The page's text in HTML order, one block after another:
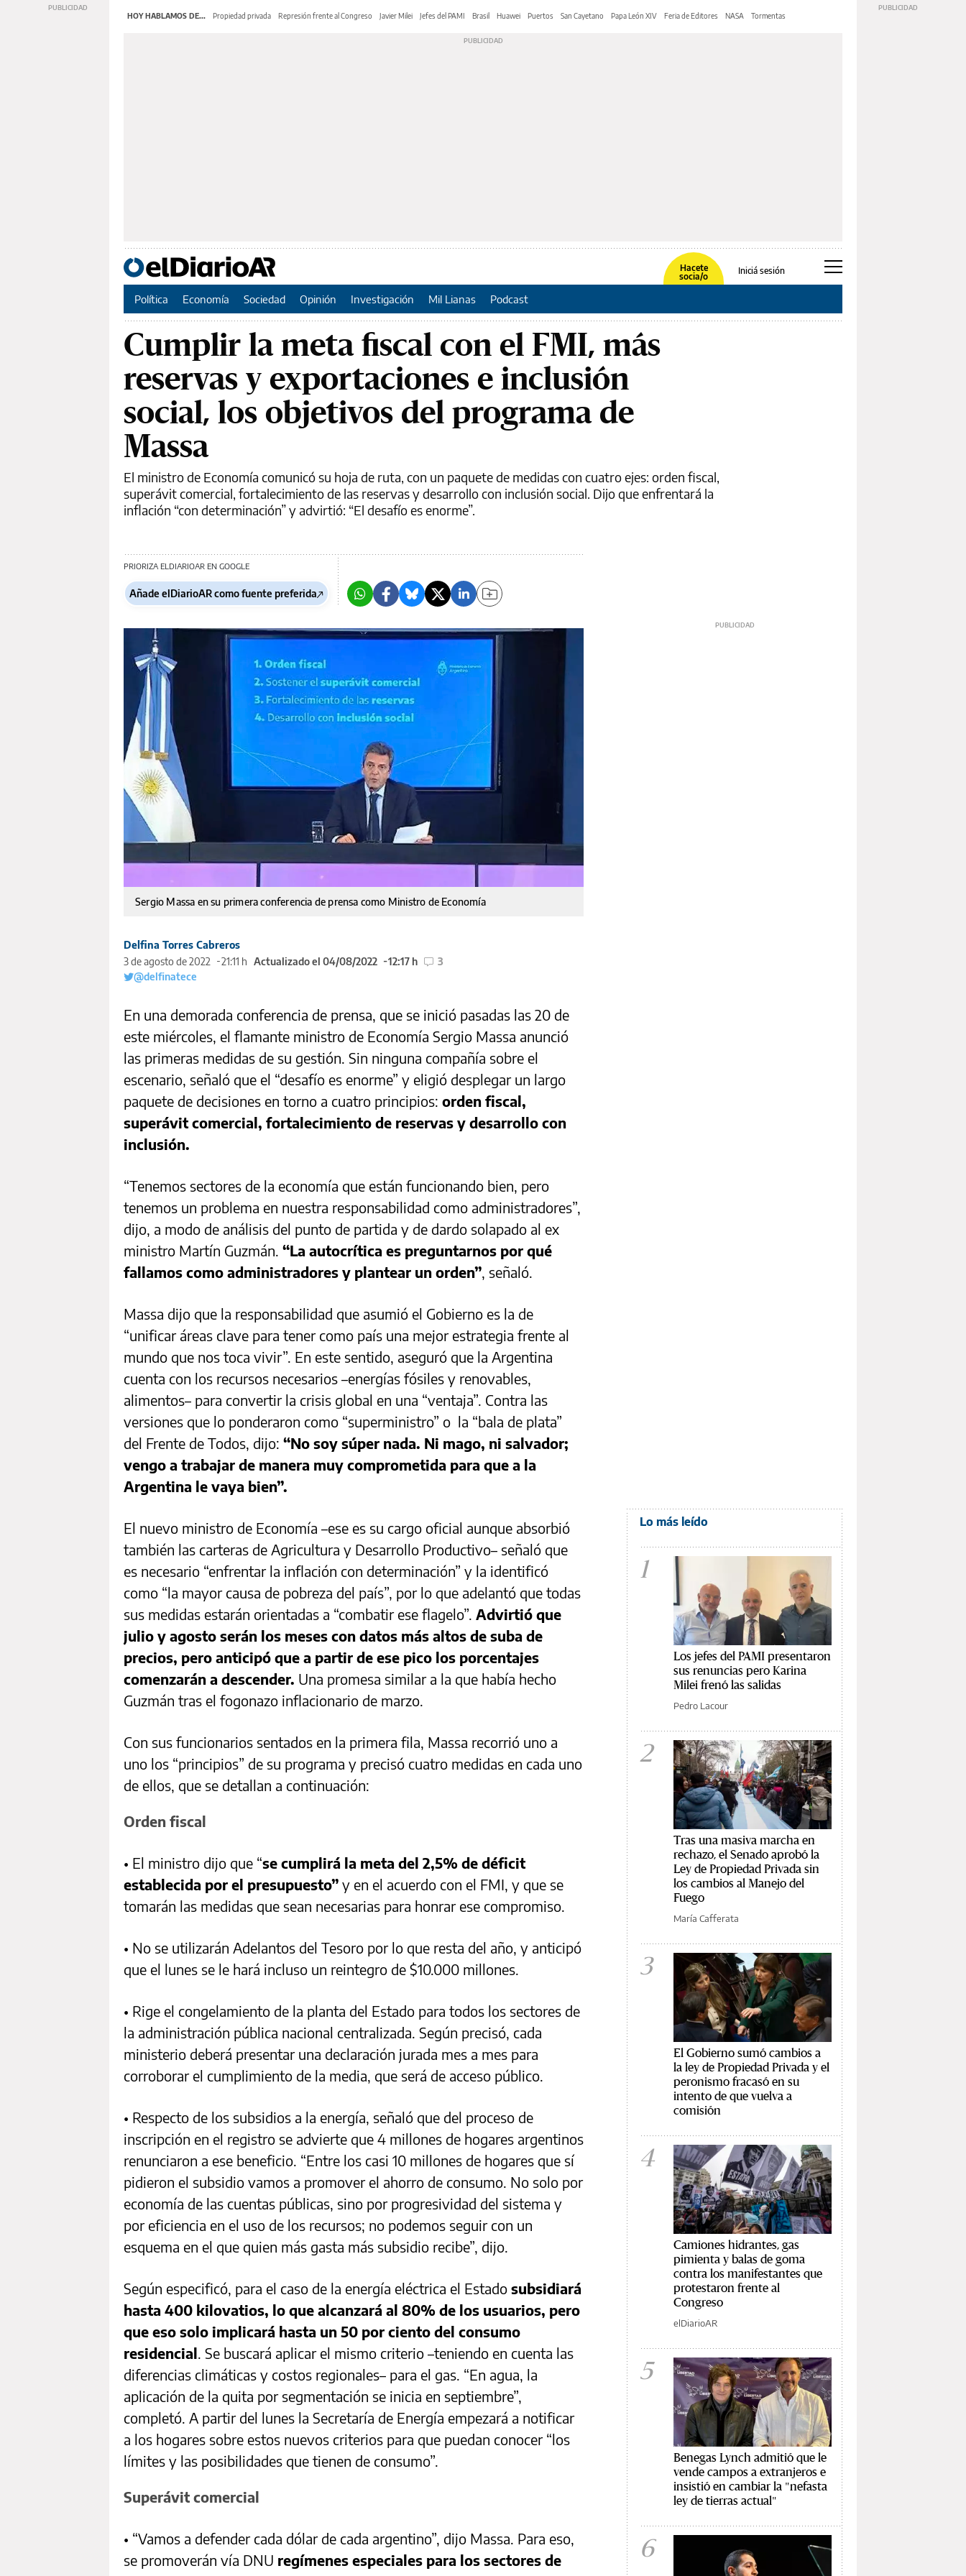
HOY HABLAMOS DE... Propiedad privada Represión frente al Congreso Javier Milei Jefes del PAMI Brasil Huawei Puertos San Cayetano Papa León XIV Feria de Editores NASA Tormentas
Hacete
socia/o
Iniciá sesión
Política Economía Sociedad Opinión Investigación Mil Lianas Podcast
Cumplir la meta fiscal con el FMI, más
reservas y exportaciones e inclusión
social, los objetivos del programa de
Massa
El ministro de Economía comunicó su hoja de ruta, con un paquete de medidas con cuatro ejes: orden fiscal,
superávit comercial, fortalecimiento de las reservas y desarrollo con inclusión social. Dijo que enfrentará la
inflación “con determinación” y advirtió: “El desafío es enorme”.
PRIORIZA ELDIARIOAR EN GOOGLE
Añade elDiarioAR como fuente preferida
Sergio Massa en su primera conferencia de prensa como Ministro de Economía
Delfina Torres Cabreros
3 de agosto de 2022
21:11 h Actualizado el 04/08/2022 12:17 h
3
@delfinatece
En una demorada conferencia de prensa, que se inició pasadas las 20 de
este miércoles, el flamante ministro de Economía Sergio Massa anunció
las primeras medidas de su gestión. Sin ninguna compañía sobre el
escenario, señaló que el “desafío es enorme” y eligió desplegar un largo
paquete de decisiones en torno a cuatro principios: orden fiscal,
superávit comercial, fortalecimiento de reservas y desarrollo con
inclusión.
“Tenemos sectores de la economía que están funcionando bien, pero
tenemos un problema en nuestra responsabilidad como administradores”,
dijo, a modo de análisis del punto de partida y de dardo solapado al ex
ministro Martín Guzmán. “La autocrítica es preguntarnos por qué
fallamos como administradores y plantear un orden”, señaló.
Massa dijo que la responsabilidad que asumió el Gobierno es la de
“unificar áreas clave para tener como país una mejor estrategia frente al
mundo que nos toca vivir”. En este sentido, aseguró que la Argentina
cuenta con los recursos necesarios –energías fósiles y renovables,
alimentos– para convertir la crisis global en una “ventaja”. Contra las
versiones que lo ponderaron como “superministro” o la “bala de plata”
del Frente de Todos, dijo: “No soy súper nada. Ni mago, ni salvador;
vengo a trabajar de manera muy comprometida para que a la
Argentina le vaya bien”.
El nuevo ministro de Economía –ese es su cargo oficial aunque absorbió
también las carteras de Agricultura y Desarrollo Productivo– señaló que
es necesario “enfrentar la inflación con determinación” y la identificó
como “la mayor causa de pobreza del país”, por lo que adelantó que todas
sus medidas estarán orientadas a “combatir ese flagelo”. Advirtió que
julio y agosto serán los meses con datos más altos de suba de
precios, pero anticipó que a partir de ese pico los porcentajes
comenzarán a descender. Una promesa similar a la que había hecho
Guzmán tras el fogonazo inflacionario de marzo.
Con sus funcionarios sentados en la primera fila, Massa recorrió uno a
uno los “principios” de su programa y precisó cuatro medidas en cada uno
de ellos, que se detallan a continuación:
Orden fiscal
• El ministro dijo que “se cumplirá la meta del 2,5% de déficit
establecida por el presupuesto” y en el acuerdo con el FMI, y que se
tomarán las medidas que sean necesarias para honrar ese compromiso.
• No se utilizarán Adelantos del Tesoro por lo que resta del año, y anticipó
que el lunes se le hará incluso un reintegro de $10.000 millones.
• Rige el congelamiento de la planta del Estado para todos los sectores de
la administración pública nacional centralizada. Según precisó, cada
ministerio deberá presentar una declaración jurada mes a mes para
corroborar el cumplimiento de la media, que será de acceso público.
• Respecto de los subsidios a la energía, señaló que del proceso de
inscripción en el registro se advierte que 4 millones de hogares argentinos
renunciaron a ese beneficio. “Entre los casi 10 millones de hogares que sí
pidieron el subsidio vamos a promover el ahorro de consumo. No solo por
economía de las cuentas públicas, sino por progresividad del sistema y
por eficiencia en el uso de los recursos; no podemos seguir con un
esquema en el que quien más gasta más subsidio recibe”, dijo.
Según especificó, para el caso de la energía eléctrica el Estado subsidiará
hasta 400 kilovatios, lo que alcanzará al 80% de los usuarios, pero
que eso solo implicará hasta un 50 por ciento del consumo
residencial. Se buscará aplicar el mismo criterio –teniendo en cuenta las
diferencias climáticas y costos regionales– para el gas. “En agua, la
aplicación de la quita por segmentación se inicia en septiembre”,
completó. A partir del lunes la Secretaría de Energía empezará a notificar
a los hogares sobre estos nuevos criterios para que puedan conocer “los
límites y las posibilidades que tienen de consumo”.
Superávit comercial
• “Vamos a defender cada dólar de cada argentino”, dijo Massa. Para eso,
se promoverán vía DNU regímenes especiales para los sectores de
Lo más leído
1
Los jefes del PAMI presentaron
sus renuncias pero Karina
Milei frenó las salidas
Pedro Lacour
2
Tras una masiva marcha en
rechazo, el Senado aprobó la
Ley de Propiedad Privada sin
los cambios al Manejo del
Fuego
María Cafferata
3
El Gobierno sumó cambios a
la ley de Propiedad Privada y el
peronismo fracasó en su
intento de que vuelva a
comisión
4
Camiones hidrantes, gas
pimienta y balas de goma
contra los manifestantes que
protestaron frente al
Congreso
elDiarioAR
5
Benegas Lynch admitió que le
vende campos a extranjeros e
insistió en cambiar la "nefasta
ley de tierras actual"
6